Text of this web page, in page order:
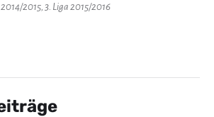
2014/2015, 3. Liga 2015/2016